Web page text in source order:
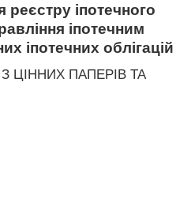
іпотечного
іпотечним
іпотечних облігацій
ЦІННИХ ПАПЕРІВ ТА